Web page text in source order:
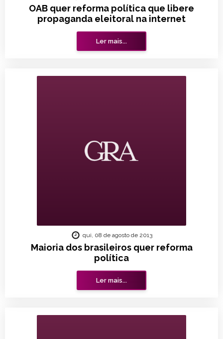
OAB quer reforma política que libere
propaganda eleitoral na internet
Ler mais...
Maioria dos brasileiros quer reforma
política
qui, 08 de agosto de 2013
Ler mais...